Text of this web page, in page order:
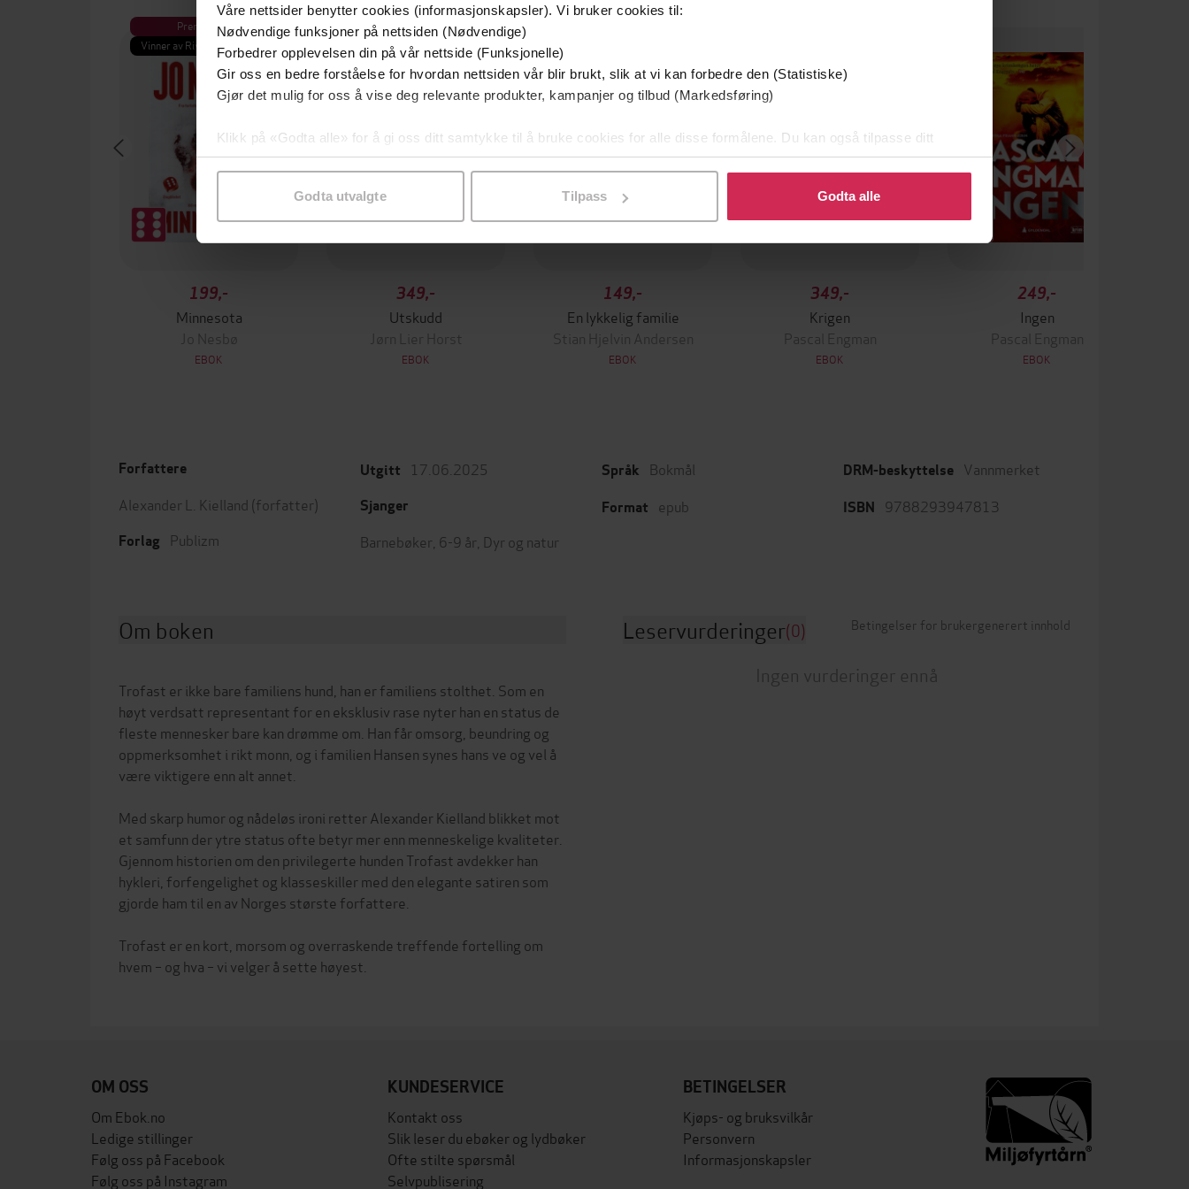
Våre nettsider benytter cookies (informasjonskapsler). Vi bruker cookies til:
Nødvendige funksjoner på nettsiden (Nødvendige)
Forbedrer opplevelsen din på vår nettside (Funksjonelle)
Gir oss en bedre forståelse for hvordan nettsiden vår blir brukt, slik at vi kan forbedre den (Statistiske)
Gjør det mulig for oss å vise deg relevante produkter, kampanjer og tilbud (Markedsføring)
Klikk på «Godta alle» for å gi oss ditt samtykke til å bruke cookies for alle disse formålene. Du kan også tilpasse ditt
samtykke til spesifikke formål ved å klikke på «Tilpass». Du kan når som helst trekke tilbake eller endre ditt samtykke.
Godta utvalgte Tilpass Godta alle
Premium
Vinner av Rivertonprisen
199,-
Minnesota
Jo Nesbø
EBOK
Premium
Første gang på tilbud
349,-
Utskudd
Jørn Lier Horst
EBOK
149,-
En lykkelig familie
Stian Hjelvin Andersen
EBOK
349,-
Krigen
Pascal Engman
EBOK
249,-
Ingen
Pascal Engman
EBOK
Forfattere
Alexander L. Kielland (forfatter)
Forlag Publizm
Utgitt 17.06.2025
Sjanger
Barnebøker 6-9 år Dyr og natur
Språk Bokmål
Format epub
DRM-beskyttelse Vannmerket
ISBN 9788293947813
Om boken
Trofast er ikke bare familiens hund, han er familiens stolthet. Som en
høyt verdsatt representant for en eksklusiv rase nyter han en status de
fleste mennesker bare kan drømme om. Han får omsorg, beundring og
oppmerksomhet i rikt monn, og i familien Hansen synes hans ve og vel å
være viktigere enn alt annet.
Med skarp humor og nådeløs ironi retter Alexander Kielland blikket mot
et samfunn der ytre status ofte betyr mer enn menneskelige kvaliteter.
Gjennom historien om den privilegerte hunden Trofast avdekker han
hykleri, forfengelighet og klasseskiller med den elegante satiren som
gjorde ham til en av Norges største forfattere.
Trofast er en kort, morsom og overraskende treffende fortelling om
hvem – og hva – vi velger å sette høyest.
Leservurderinger(0) Betingelser for brukergenerert innhold
Ingen vurderinger ennå
OM OSS
Om Ebok.no
Ledige stillinger
Følg oss på Facebook
Følg oss på Instagram
KUNDESERVICE
Kontakt oss
Slik leser du ebøker og lydbøker
Ofte stilte spørsmål
Selvpublisering
BETINGELSER
Kjøps- og bruksvilkår
Personvern
Informasjonskapsler